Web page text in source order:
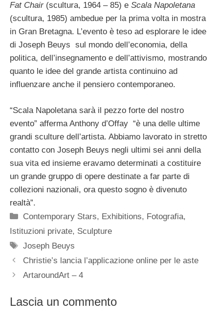
Fat Chair(scultura, 1964 – 85) e Scala Napoletana
(scultura, 1985) ambedue per la prima volta in mostra
in Gran Bretagna. L’evento è teso ad esplorare le idee
di Joseph Beuys sul mondo dell’economia, della
politica, dell’insegnamento e dell’attivismo, mostrando
quanto le idee del grande artista continuino ad
influenzare anche il pensiero contemporaneo.
“Scala Napoletana sarà il pezzo forte del nostro
evento” afferma Anthony d’Offay “è una delle ultime
grandi sculture dell’artista. Abbiamo lavorato in stretto
contatto con Joseph Beuys negli ultimi sei anni della
sua vita ed insieme eravamo determinati a costituire
un grande gruppo di opere destinate a far parte di
collezioni nazionali, ora questo sogno è divenuto
realtà”.
Categorie
Contemporary Stars, Exhibitions, Fotografia,
Istituzioni private, Sculpture
Tag
Joseph Beuys
Christie’s lancia l’applicazione online per le aste
ArtaroundArt – 4
Lascia un commento